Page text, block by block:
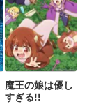
魔王の娘は優し
すぎる!!